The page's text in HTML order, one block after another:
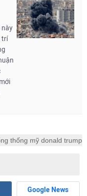
này
trí
thống mỹ donald trump
Google News